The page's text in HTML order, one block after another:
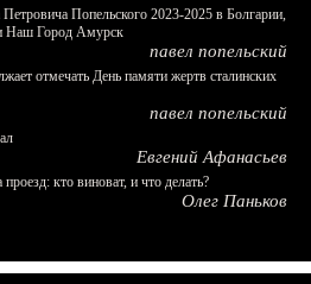
Попельского 2023-2025 в Болгарии,
и Наш Город Амурск
павел попельский
отмечать День памяти жертв сталинских
павел попельский
Евгений Афанасьев
кто виноват, и что делать?
Олег Паньков